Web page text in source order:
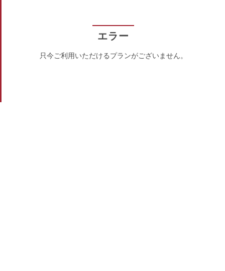
エラー
只今ご利用いただけるプランがございません。